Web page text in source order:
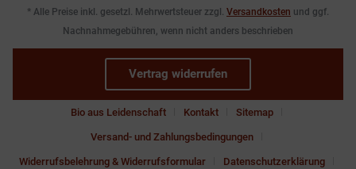
* Alle Preise inkl. gesetzl. Mehrwertsteuer zzgl. Versandkosten und ggf.
Nachnahmegebühren, wenn nicht anders beschrieben
Vertrag widerrufen
Bio aus Leidenschaft Kontakt Sitemap
Versand- und Zahlungsbedingungen
Widerrufsbelehrung & Widerrufsformular Datenschutzerklärung